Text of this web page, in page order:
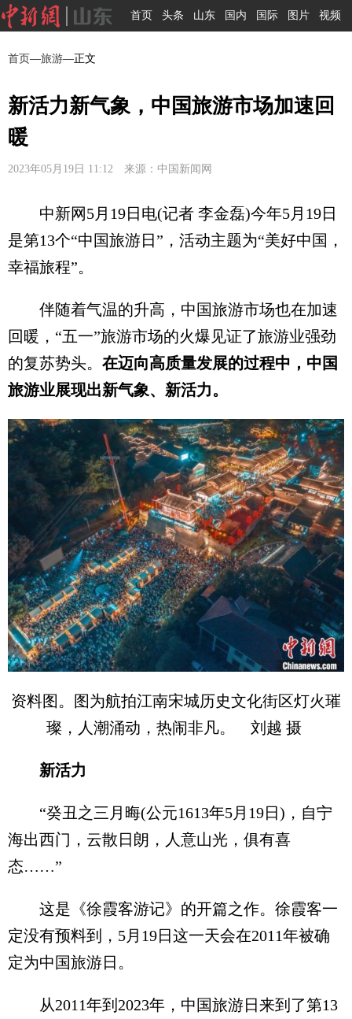
首页 头条 山东 国内 国际 图片 视频
首页—旅游—正文
新活力新气象，中国旅游市场加速回
暖
2023年05月19日 11:12 来源：中国新闻网
中新网5月19日电(记者 李金磊)今年5月19日
是第13个“中国旅游日”，活动主题为“美好中国，
幸福旅程”。
伴随着气温的升高，中国旅游市场也在加速
回暖，“五一”旅游市场的火爆见证了旅游业强劲
的复苏势头。 在迈向高质量发展的过程中，中国
旅游业展现出新气象、新活力。
资料图。图为航拍江南宋城历史文化街区灯火璀
璨，人潮涌动，热闹非凡。 刘越 摄
新活力
“癸丑之三月晦(公元1613年5月19日)，自宁
海出西门，云散日朗，人意山光，俱有喜
态……”
这是《徐霞客游记》的开篇之作。徐霞客一
定没有预料到，5月19日这一天会在2011年被确
定为中国旅游日。
从2011年到2023年，中国旅游日来到了第13